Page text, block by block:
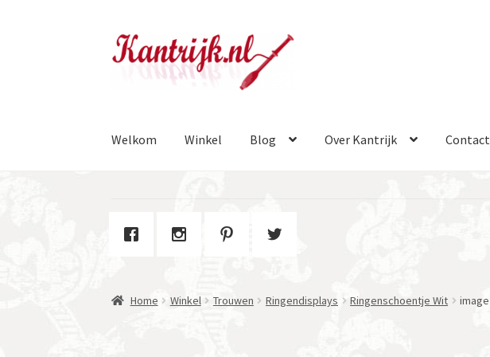
Ga
door
Ga
naar
Welkom Winkel Blog Over Kantrijk Contact
Home Winkel Trouwen Ringendisplays Ringenschoentje Wit image